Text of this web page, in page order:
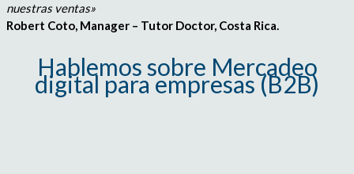
nuestras ventas»
Robert Coto, Manager – Tutor Doctor, Costa Rica.
Hablemos sobre Mercadeo
digital para empresas (B2B)